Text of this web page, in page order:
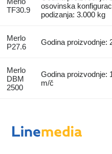
TF30.9
osovinska
podizanja: 3.000 kg
Merlo
P27.6
Godina proizvodnje:
Merlo
DBM
2500
Godina proizvodnje:
m/č